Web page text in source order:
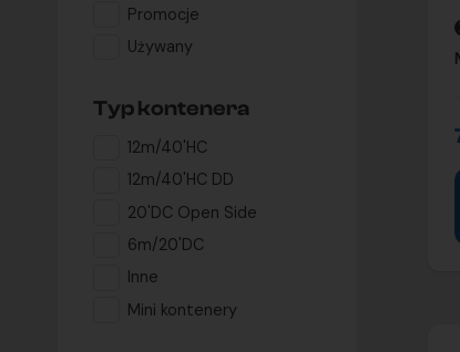
Promocje
Używany
Typ kontenera
12m/40'HC
12m/40'HC DD
20'DC Open Side
6m/20'DC
Inne
Mini kontenery